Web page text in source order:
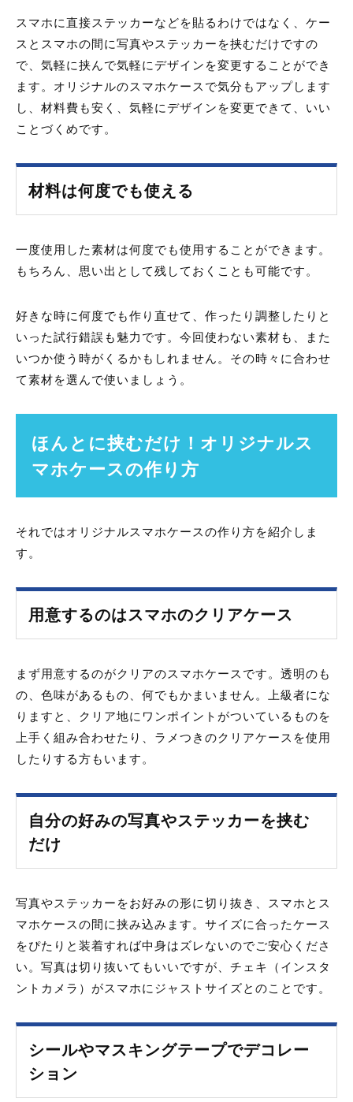
スマホに直接ステッカーなどを貼るわけではなく、ケー
スとスマホの間に写真やステッカーを挟むだけですの
で、気軽に挟んで気軽にデザインを変更することができ
ます。オリジナルのスマホケースで気分もアップします
し、材料費も安く、気軽にデザインを変更できて、いい
ことづくめです。
材料は何度でも使える
一度使用した素材は何度でも使用することができます。
もちろん、思い出として残しておくことも可能です。
好きな時に何度でも作り直せて、作ったり調整したりと
いった試行錯誤も魅力です。今回使わない素材も、また
いつか使う時がくるかもしれません。その時々に合わせ
て素材を選んで使いましょう。
ほんとに挟むだけ！オリジナルス
マホケースの作り方
それではオリジナルスマホケースの作り方を紹介しま
す。
用意するのはスマホのクリアケース
まず用意するのがクリアのスマホケースです。透明のも
の、色味があるもの、何でもかまいません。上級者にな
りますと、クリア地にワンポイントがついているものを
上手く組み合わせたり、ラメつきのクリアケースを使用
したりする方もいます。
自分の好みの写真やステッカーを挟む
だけ
写真やステッカーをお好みの形に切り抜き、スマホとス
マホケースの間に挟み込みます。サイズに合ったケース
をぴたりと装着すれば中身はズレないのでご安心くださ
い。写真は切り抜いてもいいですが、チェキ（インスタ
ントカメラ）がスマホにジャストサイズとのことです。
シールやマスキングテープでデコレー
ション